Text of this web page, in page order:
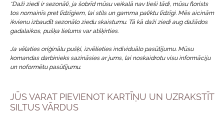
*Daži ziedi ir sezonāli, ja šobrīd mūsu veikalā nav tieši tādi, mūsu florists
tos nomainīs pret līdzīgiem, lai stils un gamma paliktu līdzīgi. Mēs aicinām
ikvienu izbaudīt sezonālo ziedu skaistumu. Tā kā daži ziedi aug dažādos
gadalaikos, pušķa lielums var atšķirties.
Ja vēlaties oriģinālu pušķi, izvēlieties individuālo pasūtījumu. Mūsu
komandas darbinieks sazināsies ar jums, lai noskaidrotu visu informāciju
un noformētu pasūtījumu.
JŪS VARAT PIEVIENOT KARTĪŅU UN UZRAKSTĪT
SILTUS VĀRDUS